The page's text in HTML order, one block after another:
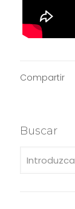
Compartir
Buscar